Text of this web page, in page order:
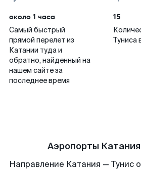
около 1 часа
Самый быстрый
прямой перелет из
Катании туда и
обратно, найденный на
нашем сайте за
последнее время
15
Туниса
Аэропорты
Направление Катания — Тунис